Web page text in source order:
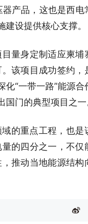
产品，这也是西电
设提供核心支撑。
量身定制适应柬埔
该项目成功签约，
“一带一路”能源合
门的典型项目之一
的重点工程，也是
的四分之一，不仅
推动当地能源结构